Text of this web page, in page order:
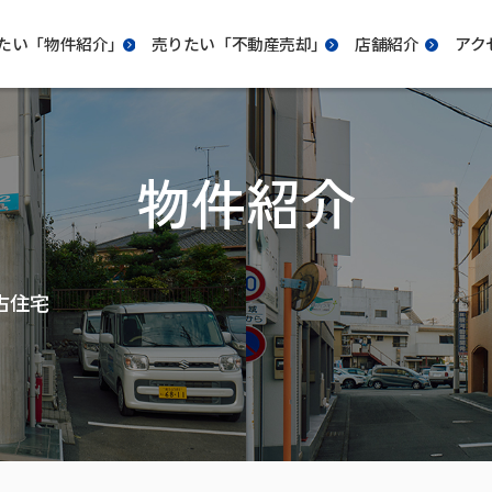
い「物件紹介｣ 売りたい「不動産売却｣ 店舗紹介 アク
物件紹介
住宅